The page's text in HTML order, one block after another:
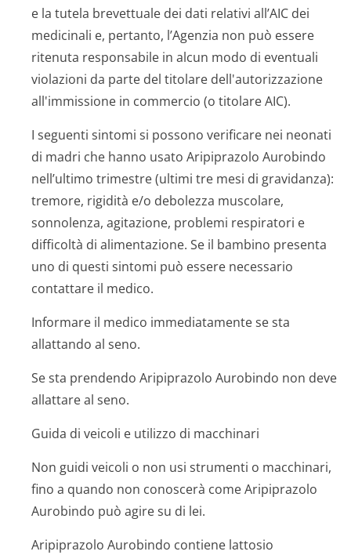
e la tutela brevettuale dei dati relativi all’AIC dei
medicinali e, pertanto, l’Agenzia non può essere
ritenuta responsabile in alcun modo di eventuali
violazioni da parte del titolare dell'autorizzazione
all'immissione in commercio (o titolare AIC).
I seguenti sintomi si possono verificare nei neonati
di madri che hanno usato Aripiprazolo Aurobindo
nell’ultimo trimestre (ultimi tre mesi di gravidanza):
tremore, rigidità e/o debolezza muscolare,
sonnolenza, agitazione, problemi respiratori e
difficoltà di alimentazione. Se il bambino presenta
uno di questi sintomi può essere necessario
contattare il medico.
Informare il medico immediatamente se sta
allattando al seno.
Se sta prendendo Aripiprazolo Aurobindo non deve
allattare al seno.
Guida di veicoli e utilizzo di macchinari
Non guidi veicoli o non usi strumenti o macchinari,
fino a quando non conoscerà come Aripiprazolo
Aurobindo può agire su di lei.
Aripiprazolo Aurobindo contiene lattosio